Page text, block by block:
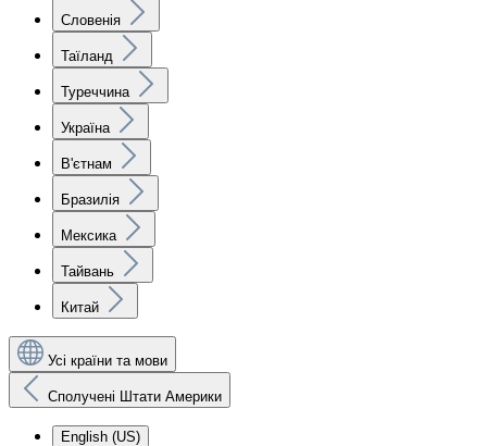
Словенія
Таїланд
Туреччина
Україна
В'єтнам
Бразилія
Мексика
Тайвань
Китай
Усі країни та мови
Сполучені Штати Америки
English (US)